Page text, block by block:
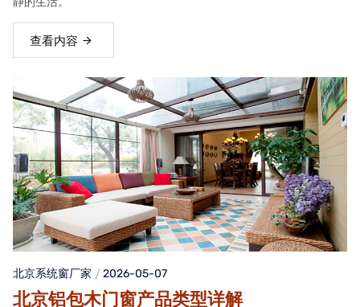
查看内容
北京系统窗厂家 2026-05-07
北京铝包木门窗产品类型详解